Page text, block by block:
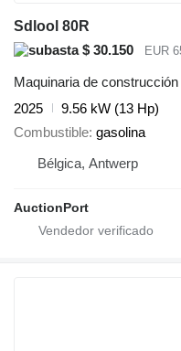
Sdlool 80R
$ 30.150
EUR
Maquinaria de
2025
9.56 kW (13 Hp)
Combustible gasolina
Bélgica, Antwerp
AuctionPort